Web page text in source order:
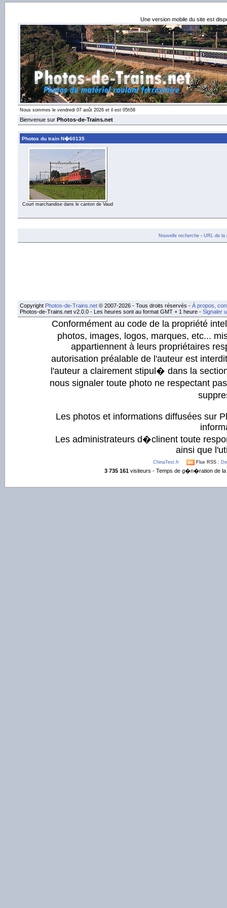
Une version mobile du site est
Nous sommes le vendredi 07 août 2026 et il est 05h58
Bienvenue sur Photos-de-Trains.net
Photos du train N�60135
Court marchandise dans le canton de Vaud
Nouvelle recherche- URL de la
Copyright Photos-de-Trains.net © 2007-2026 - Tous droits réservés - À propos,
Photos-de-Trains.net v2.0.0 - Les heures sont au format GMT + 1 heure - Signaler
Conformément au code de la propriété
photos, images, logos, marques, etc...
appartiennent à leurs propriétaires
autorisation préalable de l'auteur est
l'auteur a clairement stipul� dans la
nous signaler toute photo ne respectant
Les photos et informations diffusées sur
Les administrateurs d�clinent toute
ainsi que
ChinaTest.fr Flux RSS :
3 735 161visiteurs - Temps de g�n�ration de